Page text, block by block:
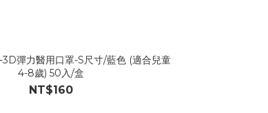
-3D彈力醫用口罩-S尺寸/藍色 (適合兒童
4-8歲) 50入/盒
NT$160